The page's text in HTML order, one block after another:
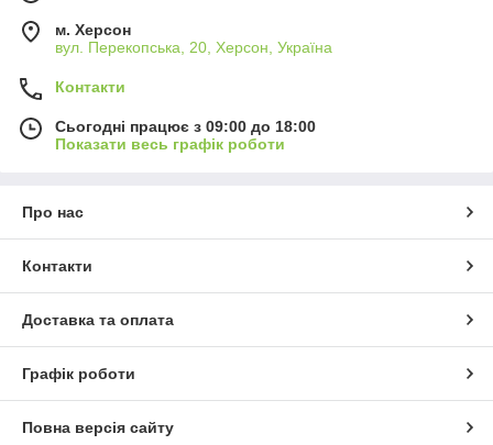
м. Херсон
вул. Перекопська, 20, Херсон, Україна
Контакти
Сьогодні працює з 09:00 до 18:00
Показати весь графік роботи
Про нас
Контакти
Доставка та оплата
Графік роботи
Повна версія сайту